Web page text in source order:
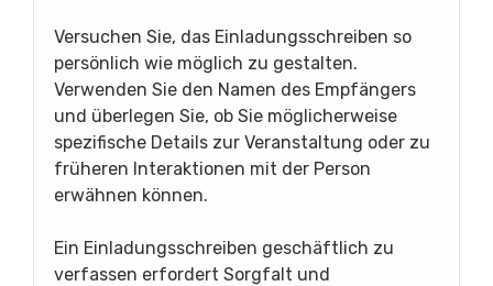
Versuchen Sie, das Einladungsschreiben so
persönlich wie möglich zu gestalten.
Verwenden Sie den Namen des Empfängers
und überlegen Sie, ob Sie möglicherweise
spezifische Details zur Veranstaltung oder zu
früheren Interaktionen mit der Person
erwähnen können.
Ein Einladungsschreiben geschäftlich zu
verfassen erfordert Sorgfalt und